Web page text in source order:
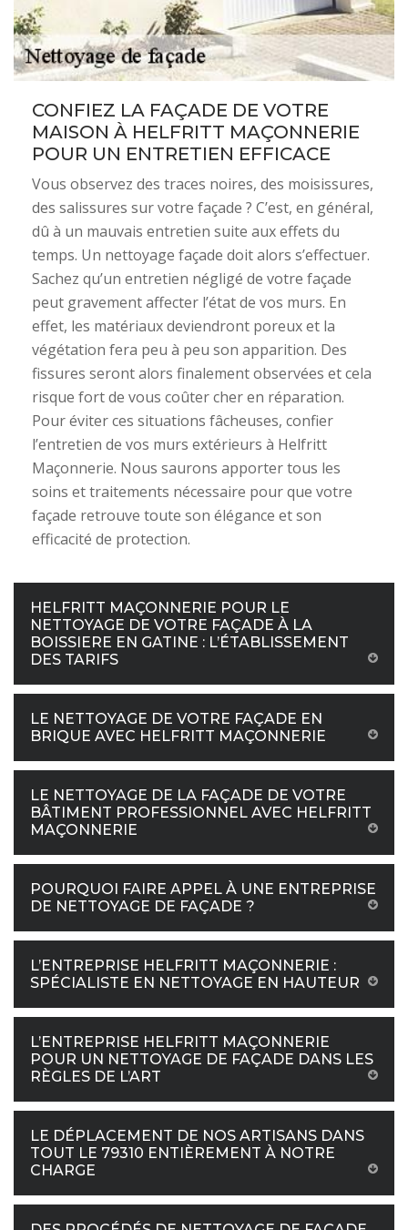
CONFIEZ LA FAÇADE DE VOTRE
MAISON À HELFRITT MAÇONNERIE
POUR UN ENTRETIEN EFFICACE
Vous observez des traces noires, des moisissures,
des salissures sur votre façade ? C’est, en général,
dû à un mauvais entretien suite aux effets du
temps. Un nettoyage façade doit alors s’effectuer.
Sachez qu’un entretien négligé de votre façade
peut gravement affecter l’état de vos murs. En
effet, les matériaux deviendront poreux et la
végétation fera peu à peu son apparition. Des
fissures seront alors finalement observées et cela
risque fort de vous coûter cher en réparation.
Pour éviter ces situations fâcheuses, confier
l’entretien de vos murs extérieurs à Helfritt
Maçonnerie. Nous saurons apporter tous les
soins et traitements nécessaire pour que votre
façade retrouve toute son élégance et son
efficacité de protection.
HELFRITT MAÇONNERIE POUR LE
NETTOYAGE DE VOTRE FAÇADE À LA
BOISSIERE EN GATINE : L’ÉTABLISSEMENT
DES TARIFS
LE NETTOYAGE DE VOTRE FAÇADE EN
BRIQUE AVEC HELFRITT MAÇONNERIE
LE NETTOYAGE DE LA FAÇADE DE VOTRE
BÂTIMENT PROFESSIONNEL AVEC HELFRITT
MAÇONNERIE
POURQUOI FAIRE APPEL À UNE ENTREPRISE
DE NETTOYAGE DE FAÇADE ?
L’ENTREPRISE HELFRITT MAÇONNERIE :
SPÉCIALISTE EN NETTOYAGE EN HAUTEUR
L’ENTREPRISE HELFRITT MAÇONNERIE
POUR UN NETTOYAGE DE FAÇADE DANS LES
RÈGLES DE L’ART
LE DÉPLACEMENT DE NOS ARTISANS DANS
TOUT LE 79310 ENTIÈREMENT À NOTRE
CHARGE